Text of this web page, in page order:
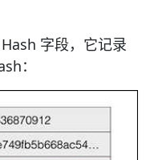
字段，它记录
：